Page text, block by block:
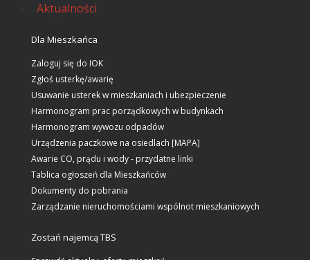
Aktualności
Dla Mieszkańca
Zaloguj się do IOK
Zgłoś usterkę/awarię
Usuwanie usterek w mieszkaniach i ubezpieczenie
Harmonogram prac porządkowych w budynkach
Harmonogram wywozu odpadów
Urządzenia paczkowe na osiedlach [MAPA]
Awarie CO, prądu i wody - przydatne linki
Tablica ogłoszeń dla Mieszkańców
Dokumenty do pobrania
Zarządzanie nieruchomościami wspólnot mieszkaniowych
Zostań najemcą TBS